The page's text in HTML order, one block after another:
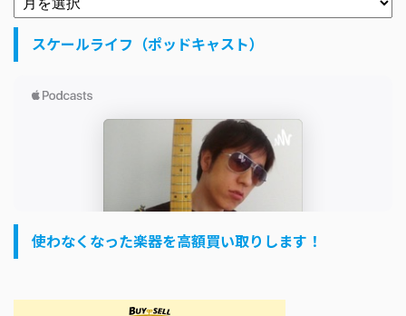
スケールライフ（ポッドキャスト）
使わなくなった楽器を高額買い取りします！